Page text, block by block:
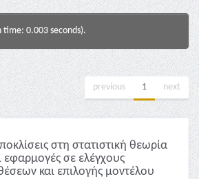
time: 0.003 seconds).
previous 1 next
στη στατιστική θεωρία
σε ελέγχους
και επιλογής μοντέλου